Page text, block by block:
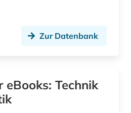
Zur Datenbank
eBooks: Technik